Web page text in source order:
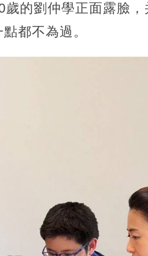
歲的劉仲學正面露臉
都不為過。